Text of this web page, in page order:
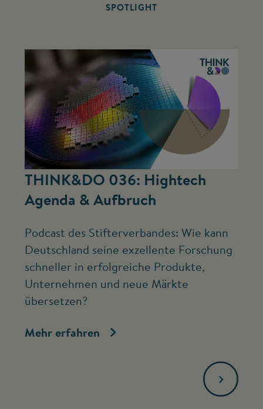
SPOTLIGHT
THINK&DO 036: Hightech
Agenda & Aufbruch
Podcast des Stifterverbandes: Wie kann
Deutschland seine exzellente Forschung
schneller in erfolgreiche Produkte,
Unternehmen und neue Märkte
übersetzen?
Mehr erfahren